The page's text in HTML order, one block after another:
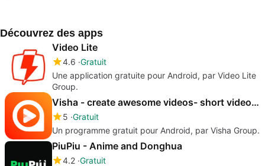
Découvrez des apps
Video Lite
4.6 Gratuit
Une application gratuite pour Android, par Video Lite
Group.
Visha - create awesome videos- short videos social
5 Gratuit
Un programme gratuit pour Android, par Visha Group.
PiuPiu - Anime and Donghua
4.2 Gratuit